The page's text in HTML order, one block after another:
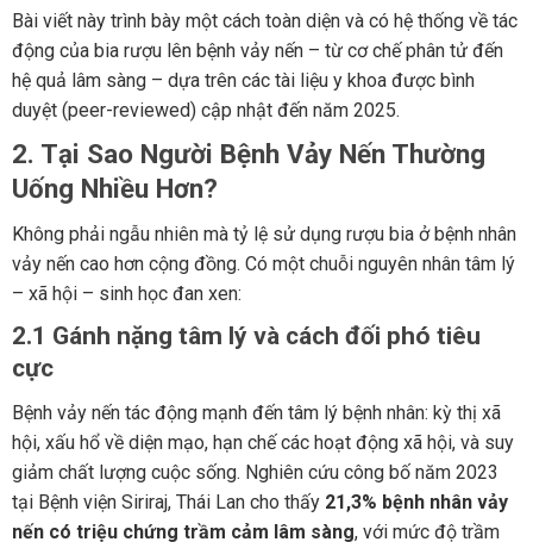
Bài viết này trình bày một cách toàn diện và có hệ thống về tác
động của bia rượu lên bệnh vảy nến – từ cơ chế phân tử đến
hệ quả lâm sàng – dựa trên các tài liệu y khoa được bình
duyệt (peer-reviewed) cập nhật đến năm 2025.
2. Tại Sao Người Bệnh Vảy Nến Thường
Uống Nhiều Hơn?
Không phải ngẫu nhiên mà tỷ lệ sử dụng rượu bia ở bệnh nhân
vảy nến cao hơn cộng đồng. Có một chuỗi nguyên nhân tâm lý
– xã hội – sinh học đan xen:
2.1 Gánh nặng tâm lý và cách đối phó tiêu
cực
Bệnh vảy nến tác động mạnh đến tâm lý bệnh nhân: kỳ thị xã
hội, xấu hổ về diện mạo, hạn chế các hoạt động xã hội, và suy
giảm chất lượng cuộc sống. Nghiên cứu công bố năm 2023
tại Bệnh viện Siriraj, Thái Lan cho thấy 21,3% bệnh nhân vảy
nến có triệu chứng trầm cảm lâm sàng, với mức độ trầm